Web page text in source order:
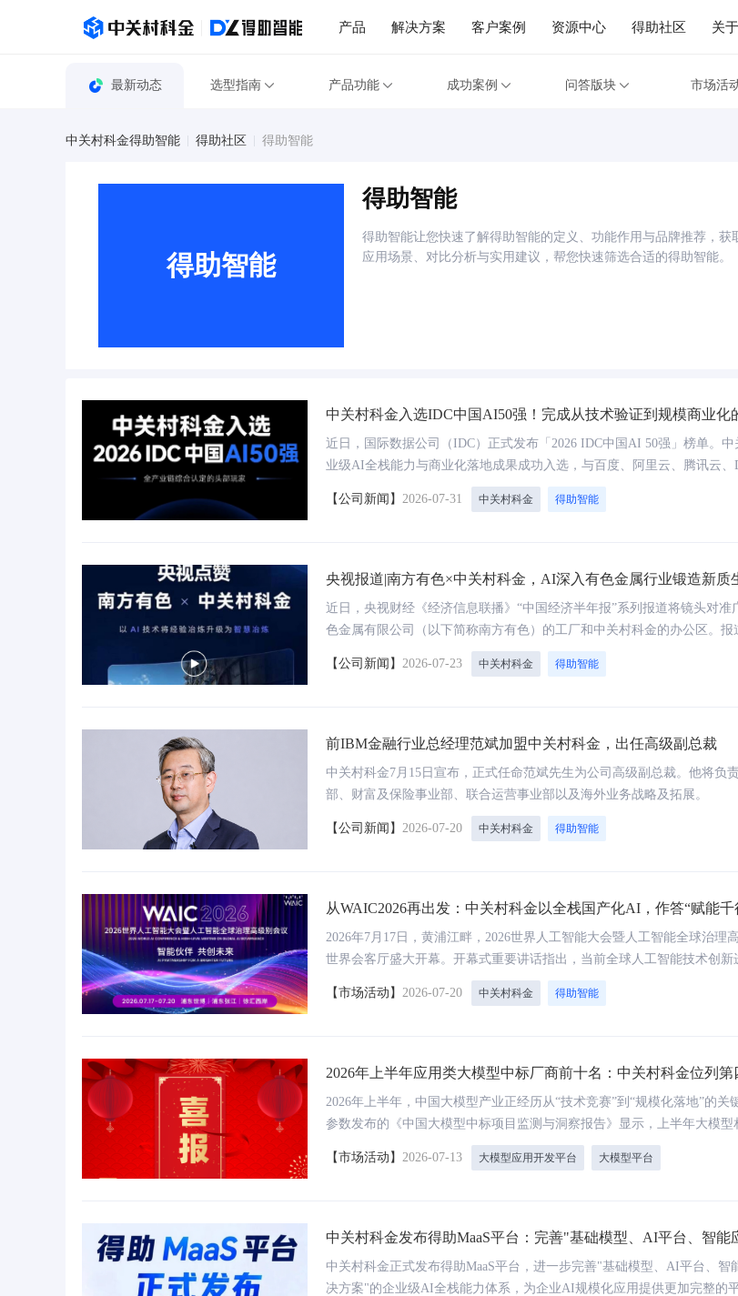
产品 解决方案 客户案例 资源中心 得助社区 关
最新动态 选型指南 产品功能 成功案例 问答版块 市场活
中关村科金得助智能 得助社区 得助智能
得助智能
得助智能
得助智能让您快速了解得助智能的定义、功能作用与品牌推荐，获
应用场景、对比分析与实用建议，帮您快速筛选合适的得助智能。
中关村科金入选IDC中国AI50强！完成从技术验证到规模商业化
近日，国际数据公司（IDC）正式发布「2026 IDC中国AI 50强」榜单。
业级AI全栈能力与商业化落地成果成功入选，与百度、阿里云、腾讯云、
AI、科大讯飞、火山引擎等头部科技企业同榜。
【公司新闻】 2026-07-31 中关村科金 得助智能
央视报道|南方有色×中关村科金，AI深入有色金属行业锻造新质
近日，央视财经《经济信息联播》“中国经济半年报”系列报道将镜头对准
色金属有限公司（以下简称南方有色）的工厂和中关村科金的办公区。报
行业大模型深入冶炼产线，智能设备实现精准协同控制，AI工程师、前沿
E）等新职业走向生产一线，生动展现了人工智能赋能传统产业的新实践。
【公司新闻】 2026-07-23 中关村科金 得助智能
前IBM金融行业总经理范斌加盟中关村科金，出任高级副总裁
中关村科金7月15日宣布，正式任命范斌先生为公司高级副总裁。他将负
部、财富及保险事业部、联合运营事业部以及海外业务战略及拓展。
【公司新闻】 2026-07-20 中关村科金 得助智能
从WAIC2026再出发：中关村科金以全栈国产化AI，作答“赋能千
命题
2026年7月17日，黄浦江畔，2026世界人工智能大会暨人工智能全球治理
世界会客厅盛大开幕。开幕式重要讲话指出，当前全球人工智能技术创新
活跃期，万物智联、人机协同、跨界融合、共创分享的智能技术叠加释放
含巨大机遇，也面临治理挑战。开幕式重要讲话强调，各国应当秉持以人
人工智能科技创新、产业发展、场景应用，协同推进传统产业改造升级、
司，中关村科金深受鼓舞、倍感振奋，将以更加坚定的步伐投身于人工智
的时代洪流之中。
【市场活动】 2026-07-20 中关村科金 得助智能
2026年上半年应用类大模型中标厂商前十名：中关村科金位列第
2026年上半年，中国大模型产业正经历从“技术竞赛”到“规模化落地”的关
参数发布的《中国大模型中标项目监测与洞察报告》显示，上半年大模型
量同比增长超130%，披露中标金额同比增长近300%。在这场全面打响的
战中，中关村科金以领先的产品力和扎实的交付能力给出一份亮眼答卷：
【市场活动】 2026-07-13 大模型应用开发平台 大模型平台
中关村科金发布得助MaaS平台：完善"基础模型、AI平台、智能
决方案"体系！
中关村科金正式发布得助MaaS平台，进一步完善"基础模型、AI平台、智
决方案"的企业级AI全栈能力体系，为企业AI规模化应用提供更加完整的
频客服“远程办理”
上汽集团智能外呼系统案例：激活客户需
求，赋能营销服务流程数字化升级
物美智能外呼系统案例：突破传统零售场景
的限制，拓展门店覆盖范围
中国工商银行企
产经营活动，提
发平台2025年厂商评 胡润独角兽
TOP30》